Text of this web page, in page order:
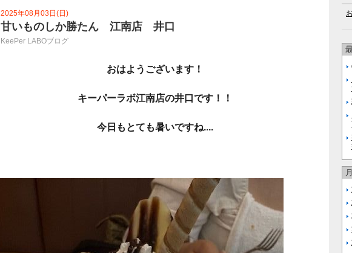
2025年08月03日(日)
甘いものしか勝たん 江南店 井口
KeePer LABOブログ
おはようございます！
キーパーラボ江南店の井口です！！
今日もとても暑いですね....